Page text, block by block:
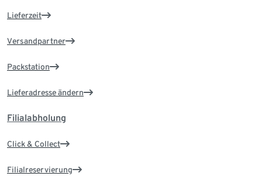
Lieferzeit
Versandpartner
Packstation
Lieferadresse ändern
Filialabholung
Click & Collect
Filialreservierung